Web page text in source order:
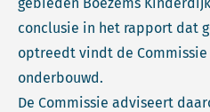
conclusie in het rapport dat
optreedt vindt de
onderbouwd.
De Commissie adviseert